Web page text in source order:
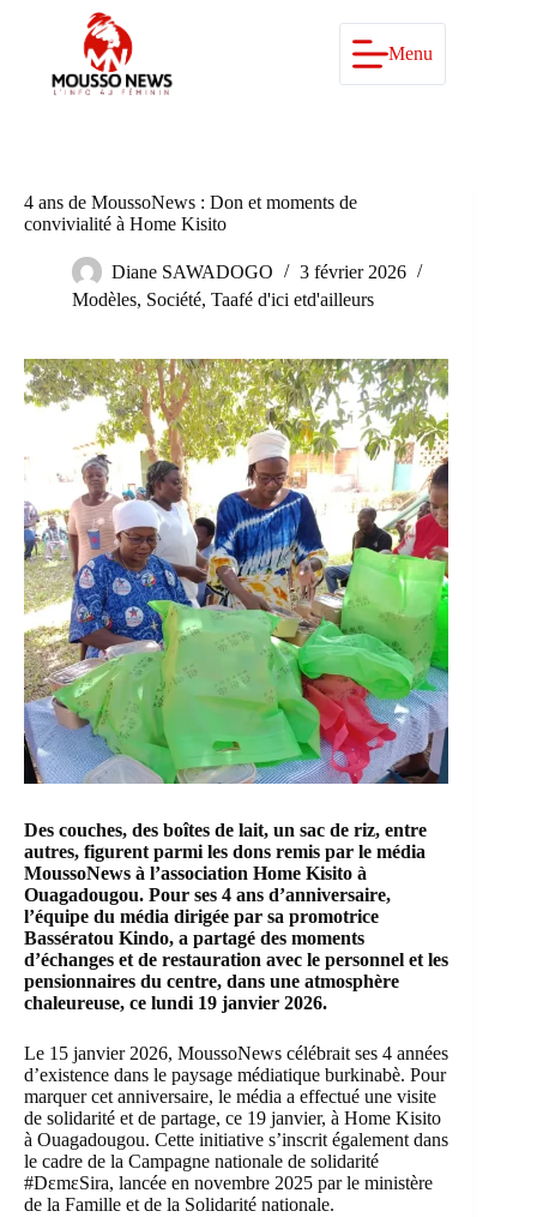
Menu
4 ans de MoussoNews : Don et moments de
convivialité à Home Kisito
Diane SAWADOGO
3 février 2026
Modèles, Société, Taafé d'ici etd'ailleurs
Des couches, des boîtes de lait, un sac de riz, entre
autres, figurent parmi les dons remis par le média
MoussoNews à l’association Home Kisito à
Ouagadougou. Pour ses 4 ans d’anniversaire,
l’équipe du média dirigée par sa promotrice
Bassératou Kindo, a partagé des moments
d’échanges et de restauration avec le personnel et les
pensionnaires du centre, dans une atmosphère
chaleureuse, ce lundi 19 janvier 2026.
Le 15 janvier 2026, MoussoNews célébrait ses 4 années
d’existence dans le paysage médiatique burkinabè. Pour
marquer cet anniversaire, le média a effectué une visite
de solidarité et de partage, ce 19 janvier, à Home Kisito
à Ouagadougou. Cette initiative s’inscrit également dans
le cadre de la Campagne nationale de solidarité
#DɛmɛSira, lancée en novembre 2025 par le ministère
de la Famille et de la Solidarité nationale.